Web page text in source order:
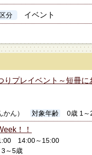
分 イベント
りプレイベント～短冊
かん） 対象年齢 0歳 1～
！！
14:00～15:00
～5歳